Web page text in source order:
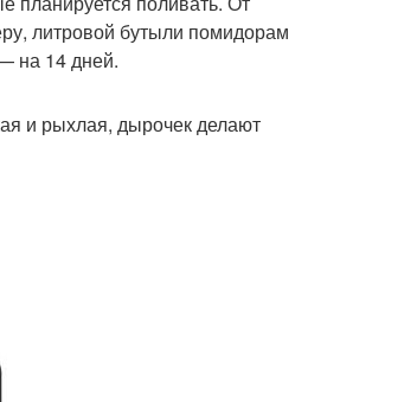
литровой бутыли помидорам
на 14 дней.
и рыхлая, дырочек делают